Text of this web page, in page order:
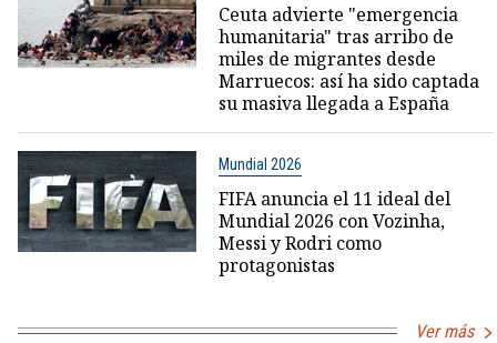
Ceuta advierte "emergencia
humanitaria" tras arribo de
miles de migrantes desde
Marruecos: así ha sido captada
su masiva llegada a España
Mundial 2026
FIFA anuncia el 11 ideal del
Mundial 2026 con Vozinha,
Messi y Rodri como
protagonistas
Ver más